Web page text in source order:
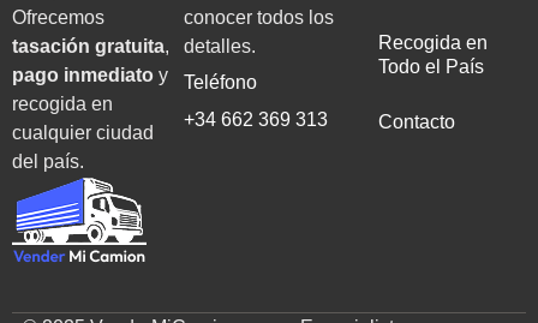
Ofrecemos
tasación gratuita,
pago inmediato y
recogida en
cualquier ciudad
del país.
conocer todos los
detalles.
Teléfono
+34 662 369 313
Recogida en
Todo el País
Contacto